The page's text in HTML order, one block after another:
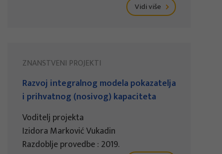
Vidi više
ZNANSTVENI PROJEKTI
Razvoj integralnog modela pokazatelja
i prihvatnog (nosivog) kapaciteta
Voditelj projekta
Izidora Marković Vukadin
Razdoblje provedbe : 2019.